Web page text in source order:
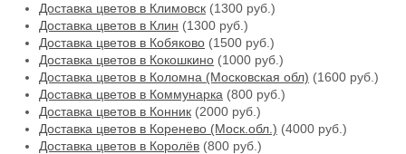
Доставка цветов в Климовск (1300 руб.)
Доставка цветов в Клин (1300 руб.)
Доставка цветов в Кобяково (1500 руб.)
Доставка цветов в Кокошкино (1000 руб.)
Доставка цветов в Коломна (Московская обл) (1600 руб.)
Доставка цветов в Коммунарка (800 руб.)
Доставка цветов в Конник (2000 руб.)
Доставка цветов в Коренево (Моск.обл.) (4000 руб.)
Доставка цветов в Королёв (800 руб.)